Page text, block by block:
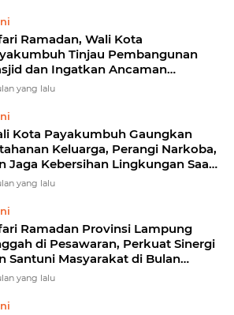
Ramadan, Wali Kota
Tinjau Pembangunan
dan Ingatkan Ancaman
yang lalu
Kota Payakumbuh Gaungkan
Keluarga, Perangi Narkoba,
Jaga Kebersihan Lingkungan Saat
Ramadan
yang lalu
Ramadan Provinsi Lampung
di Pesawaran, Perkuat Sinergi
Santuni Masyarakat di Bulan
Berkah
yang lalu